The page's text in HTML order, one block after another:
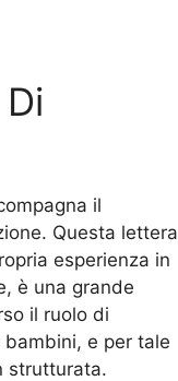
il
Questa lettera
esperienza in
è una grande
il ruolo di
bambini, e per tale
strutturata.